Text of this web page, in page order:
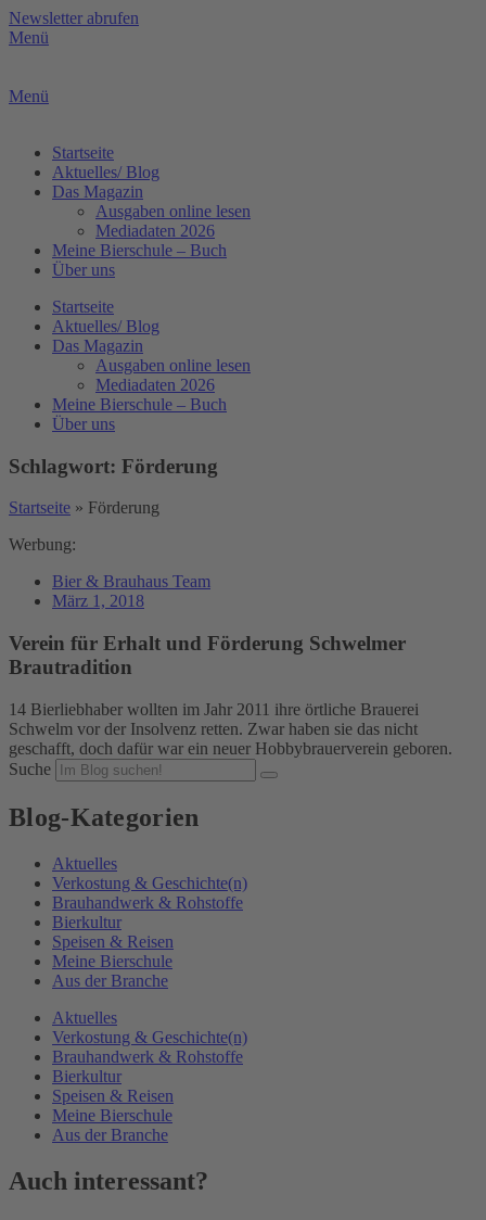
Zum
Inhalt
Newsletter abrufen
Menü
Menü
Startseite
Aktuelles/ Blog
Das Magazin
Ausgaben online lesen
Mediadaten 2026
Meine Bierschule – Buch
Über uns
Startseite
Aktuelles/ Blog
Das Magazin
Ausgaben online lesen
Mediadaten 2026
Meine Bierschule – Buch
Über uns
Schlagwort: Förderung
Startseite » Förderung
Werbung:
Bier & Brauhaus Team
März 1, 2018
Verein für Erhalt und Förderung Schwelmer
Brautradition
14 Bierliebhaber wollten im Jahr 2011 ihre örtliche Brauerei
Schwelm vor der Insolvenz retten. Zwar haben sie das nicht
geschafft, doch dafür war ein neuer Hobbybrauerverein geboren.
Suche
Blog-Kategorien
Aktuelles
Verkostung & Geschichte(n)
Brauhandwerk & Rohstoffe
Bierkultur
Speisen & Reisen
Meine Bierschule
Aus der Branche
Aktuelles
Verkostung & Geschichte(n)
Brauhandwerk & Rohstoffe
Bierkultur
Speisen & Reisen
Meine Bierschule
Aus der Branche
Auch interessant?